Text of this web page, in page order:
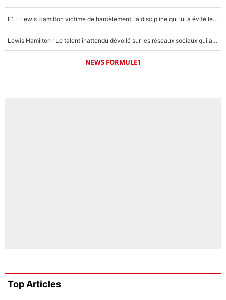
F1 - Lewis Hamilton victime de harcèlement, la discipline qui lui a évité le pire : «J'aurais probablement mal tourné»
Lewis Hamilton : Le talent inattendu dévoilé sur les réseaux sociaux qui a impressionné Kim Kardashian pendant leurs vacances en amoureux !
NEWS FORMULE1
Top Articles